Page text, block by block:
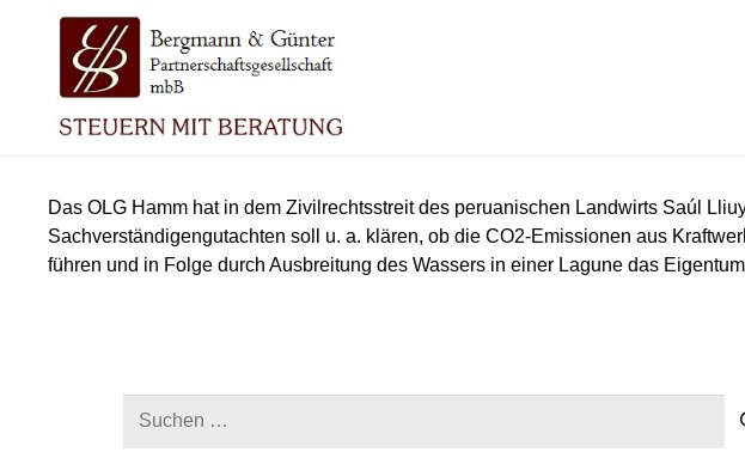
Das OLG Hamm hat in dem Zivilrechtsstreit des peruanischen Landwirts Saúl
Sachverständigengutachten soll u. a. klären, ob die CO2-Emissionen aus
führen und in Folge durch Ausbreitung des Wassers in einer Lagune das